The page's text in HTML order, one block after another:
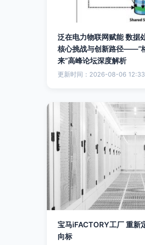
泛在电力物联网赋能 数据
核心挑战与创新路径——“
来”高峰论坛深度解析
更新时间：2026-08-06
宝马iFACTORY工厂 重新
向标